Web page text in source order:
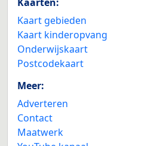
Kaart gebieden
Kaart kinderopvang
Onderwijskaart
Postcodekaart
Meer:
Adverteren
Contact
Maatwerk